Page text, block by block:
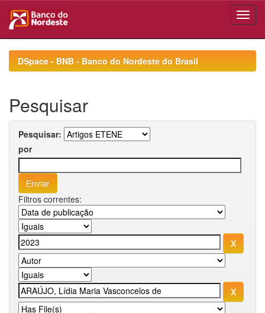
navigationDSpace - BNB - Banco do Nordeste do Brasil
Pesquisar
Pesquisar:
por
Filtros correntes: